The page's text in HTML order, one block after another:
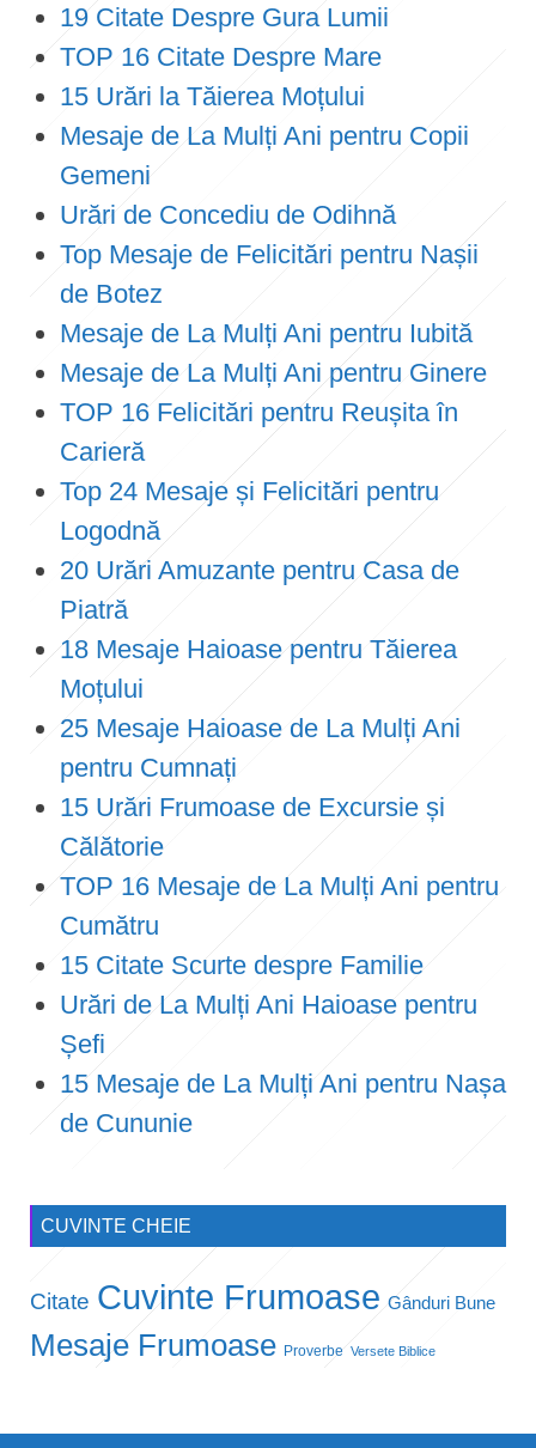
19 Citate Despre Gura Lumii
TOP 16 Citate Despre Mare
15 Urări la Tăierea Moțului
Mesaje de La Mulți Ani pentru Copii
Gemeni
Urări de Concediu de Odihnă
Top Mesaje de Felicitări pentru Nașii
de Botez
Mesaje de La Mulți Ani pentru Iubită
Mesaje de La Mulți Ani pentru Ginere
TOP 16 Felicitări pentru Reușita în
Carieră
Top 24 Mesaje și Felicitări pentru
Logodnă
20 Urări Amuzante pentru Casa de
Piatră
18 Mesaje Haioase pentru Tăierea
Moțului
25 Mesaje Haioase de La Mulți Ani
pentru Cumnați
15 Urări Frumoase de Excursie și
Călătorie
TOP 16 Mesaje de La Mulți Ani pentru
Cumătru
15 Citate Scurte despre Familie
Urări de La Mulți Ani Haioase pentru
Șefi
15 Mesaje de La Mulți Ani pentru Nașa
de Cununie
CUVINTE CHEIE
Citate Cuvinte Frumoase Gânduri Bune
Mesaje Frumoase Proverbe Versete Biblice